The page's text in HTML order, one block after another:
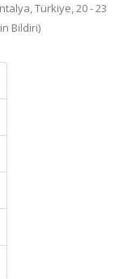
Türkiye, 20 - 23
Bildiri)